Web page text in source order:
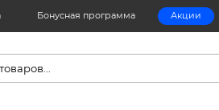
Бонусная программа Акции